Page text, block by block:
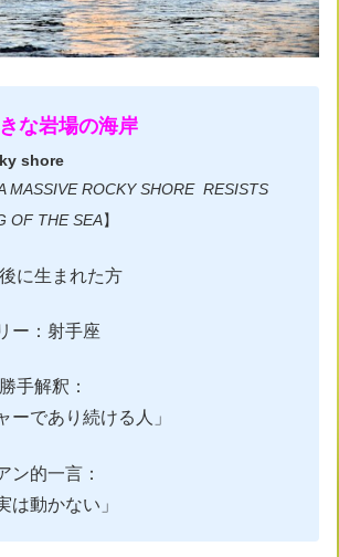
な岩場の海岸
shore
MASSIVE ROCKY SHORE RESISTS
OF THE SEA】
に生まれた方
ー：射手座
手解釈：
ーであり続ける人」
ン的一言：
は動かない」